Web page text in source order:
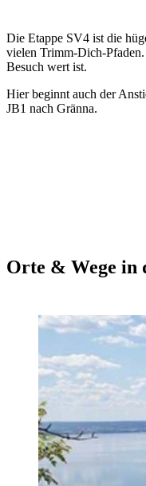
Die Etappe SV4 ist die
vielen Trimm-Dich-
Besuch wert ist.
Hier beginnt auch der
JB1 nach Gränna.
Orte & Wege in